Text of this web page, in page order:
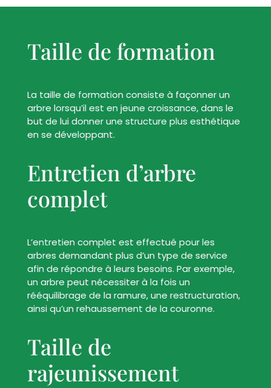
Taille de formation
La taille de formation consiste à façonner un
arbre lorsqu’il est en jeune croissance, dans le
but de lui donner une structure plus esthétique
en se développant.
Entretien d’arbre
complet
L’entretien complet est effectué pour les
arbres demandant plus d’un type de service
afin de répondre à leurs besoins. Par exemple,
un arbre peut nécessiter à la fois un
rééquilibrage de la ramure, une restructuration,
ainsi qu’un rehaussement de la couronne.
Taille de
rajeunissement